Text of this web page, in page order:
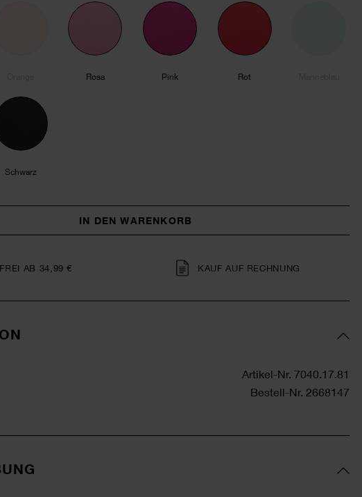
Rosa Pink Rot
Schwarz
IN DEN WARENKORB
AB 34,99 € KAUF AUF RECHNUNG
Artikel-Nr. 7040.17.81
Bestell-Nr. 2668147